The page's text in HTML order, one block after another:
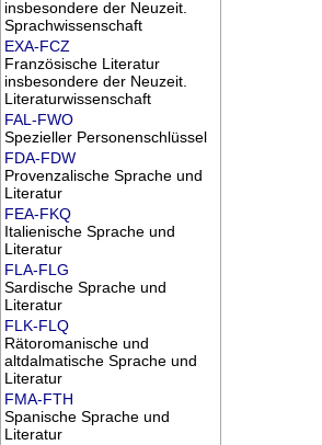
insbesondere der Neuzeit.
Sprachwissenschaft
EXA-FCZ
Französische Literatur
insbesondere der Neuzeit.
Literaturwissenschaft
FAL-FWO
Spezieller Personenschlüssel
FDA-FDW
Provenzalische Sprache und
Literatur
FEA-FKQ
Italienische Sprache und
Literatur
FLA-FLG
Sardische Sprache und
Literatur
FLK-FLQ
Rätoromanische und
altdalmatische Sprache und
Literatur
FMA-FTH
Spanische Sprache und
Literatur